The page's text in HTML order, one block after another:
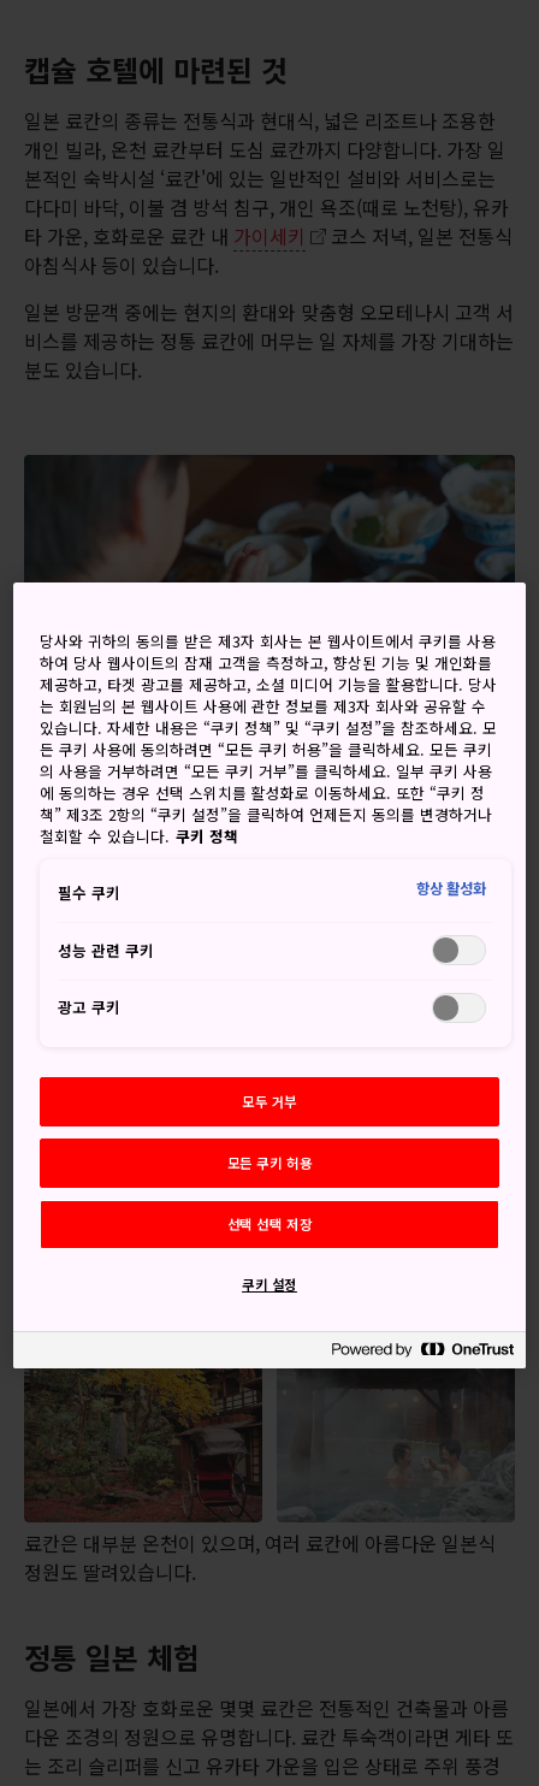
캡슐 호텔에 마련된 것
일본 료칸의 종류는 전통식과 현대식, 넓은 리조트나 조용한
개인 빌라, 온천 료칸부터 도심 료칸까지 다양합니다. 가장 일
본적인 숙박시설 ‘료칸'에 있는 일반적인 설비와 서비스로는
다다미 바닥, 이불 겸 방석 침구, 개인 욕조(때로 노천탕), 유카
타 가운, 호화로운 료칸 내 가이세키
코스 저녁, 일본 전통식
아침식사 등이 있습니다.
일본 방문객 중에는 현지의 환대와 맞춤형 오모테나시 고객 서
비스를 제공하는 정통 료칸에 머무는 일 자체를 가장 기대하는
분도 있습니다.
코스 요리는 료칸 경험에 중요한 부분을 차지합니다.
료칸 이용예절
일본의 관습과 방식을 따라야하는 료칸에 머무는 것이 처음이
라면 조금 부담스러울 수 있으나 료칸 직원이 친절하게 안내해
드리므로 걱정하실 필요는 없습니다. 무엇보다도 료칸에 머무
온천욕 하기
해드립니다.
료칸 투숙에는 일반적으로 가이세키 료리(정식, 코스 요리) 저
녁식사, 그리고 일본 전통식 아침식사가 포함됩니다. 현지 제
철 식재료로 세심하게 만든 요리가 제공되며, 료칸에 따라서
공용 식당이나 객실 내에서 드실 수 있습니다. 일부 료칸은 식
사를 제외한 숙박 플랜도 제공하지만, 료칸 내에서 식사할 수
있는 기회가 있다면 꼭 체험해 보세요.
료칸은 대부분 온천이 있으며, 여러 료칸에 아름다운 일본식
정원도 딸려있습니다.
정통 일본 체험
일본에서 가장 호화로운 몇몇 료칸은 전통적인 건축물과 아름
다운 조경의 정원으로 유명합니다. 료칸 투숙객이라면 게타 또
는 조리 슬리퍼를 신고 유카타 가운을 입은 상태로 주위 풍경
당사와 귀하의 동의를 받은 제3자 회사는 본 웹사이트에서 쿠키를 사용
하여 당사 웹사이트의 잠재 고객을 측정하고, 향상된 기능 및 개인화를
제공하고, 타겟 광고를 제공하고, 소셜 미디어 기능을 활용합니다. 당사
는 회원님의 본 웹사이트 사용에 관한 정보를 제3자 회사와 공유할 수
있습니다. 자세한 내용은 “쿠키 정책” 및 “쿠키 설정”을 참조하세요. 모
든 쿠키 사용에 동의하려면 “모든 쿠키 허용”을 클릭하세요. 모든 쿠키
의 사용을 거부하려면 “모든 쿠키 거부”를 클릭하세요. 일부 쿠키 사용
에 동의하는 경우 선택 스위치를 활성화로 이동하세요. 또한 “쿠키 정
책” 제3조 2항의 “쿠키 설정”을 클릭하여 언제든지 동의를 변경하거나
철회할 수 있습니다. 쿠키 정책
필수 쿠키 항상 활성화
성능 관련 쿠키
광고 쿠키
모두 거부
모든 쿠키 허용
선택 선택 저장
쿠키 설정